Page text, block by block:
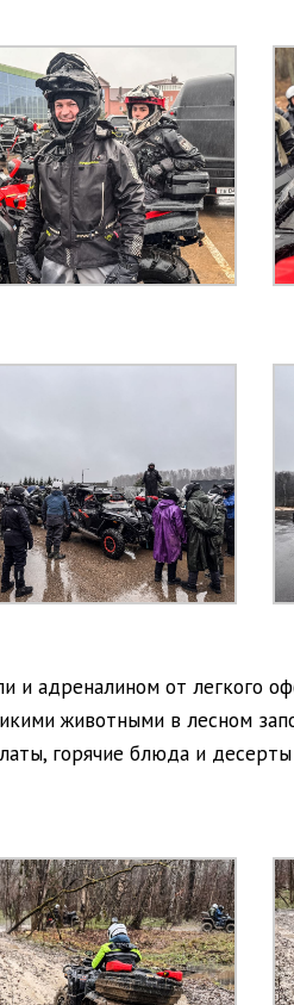
и адреналином от легкого
животными в лесном
горячие блюда и